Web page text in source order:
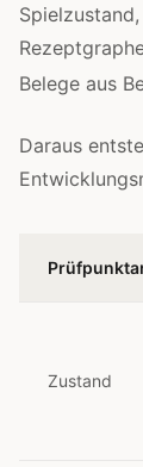
Belege aus
Daraus
Zustand